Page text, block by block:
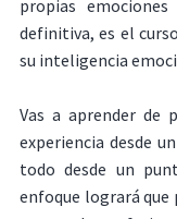
propias
definitiva, es el
su inteligencia
Vas a aprender de
experiencia desde
todo desde un
enfoque logrará que